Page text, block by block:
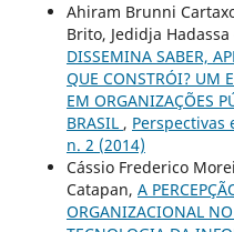
Ahiram Brunni
Brito, Jedidja
DISSEMINA SABER,
QUE CONSTRÓI? UM
EM ORGANIZAÇÕES
BRASIL , Perspectivas
n. 2 (2014)
Cássio Frederico
Catapan, A
ORGANIZACIONAL